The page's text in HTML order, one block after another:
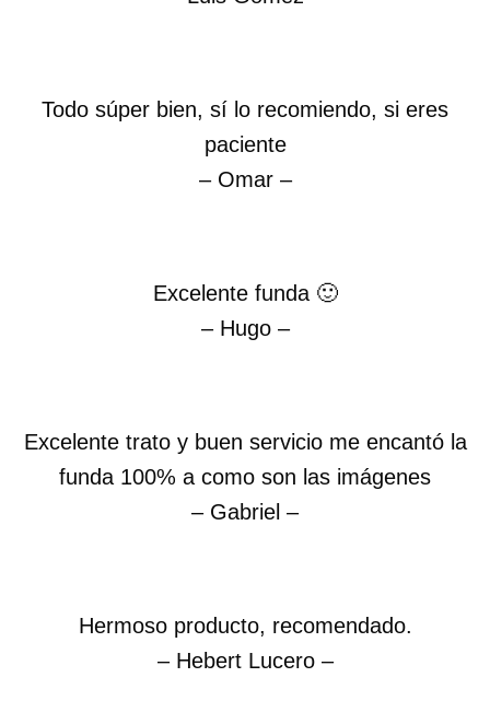
Todo súper bien, sí lo recomiendo, si eres
paciente
– Omar –
Excelente funda 🙂
– Hugo –
Excelente trato y buen servicio me encantó la
funda 100% a como son las imágenes
– Gabriel –
Hermoso producto, recomendado.
– Hebert Lucero –